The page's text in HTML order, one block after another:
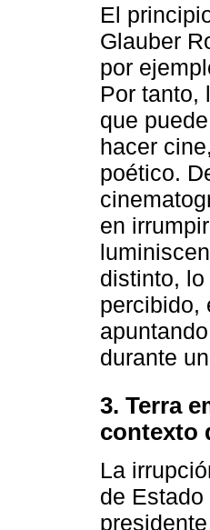
El
Glauber
por
Por tanto,
que
hacer
poético.
en
distinto,
percibido,
durante
3. Terra
contexto
La
de